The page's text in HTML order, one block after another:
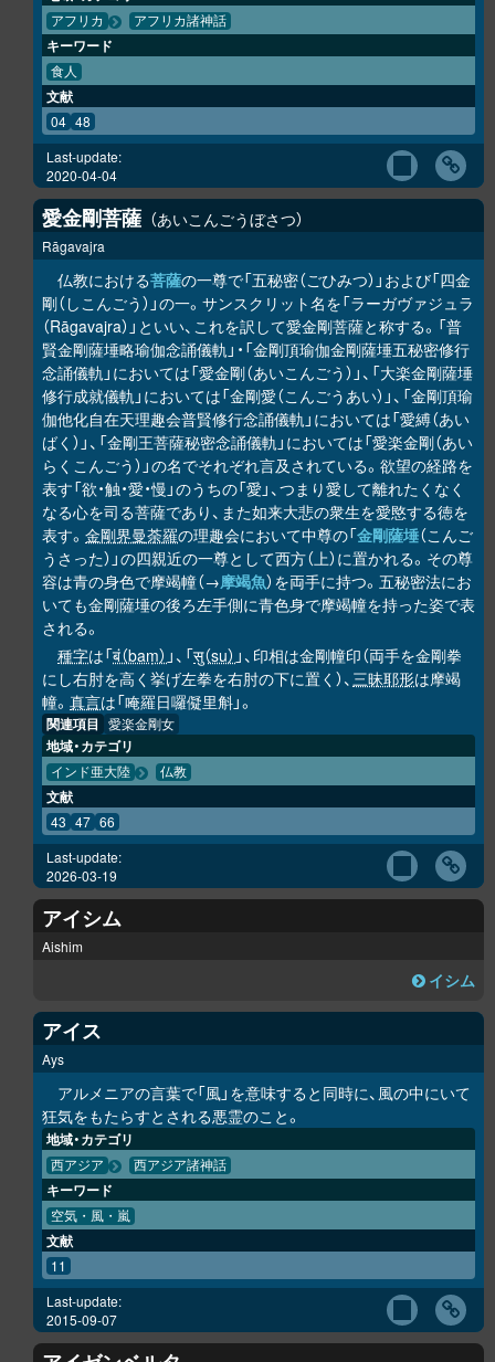
アフリカ アフリカ諸神話
キーワード
食人
文献
04 48
Last-update:
2020-04-04
愛金剛菩薩 あいこんごうぼさつ
Rāgavajra
仏教における菩薩の一尊で「五秘密（ごひみつ）」および「四金
剛（しこんごう）」の一。サンスクリット名を「ラーガヴァジュラ
（Rāgavajra）」といい、これを訳して愛金剛菩薩と称する。「普
賢金剛薩埵略瑜伽念誦儀軌」・「金剛頂瑜伽金剛薩埵五秘密修行
念誦儀軌」においては「愛金剛（あいこんごう）」、「大楽金剛薩埵
修行成就儀軌」においては「金剛愛（こんごうあい）」、「金剛頂瑜
伽他化自在天理趣会普賢修行念誦儀軌」においては「愛縛（あい
ばく）」、「金剛王菩薩秘密念誦儀軌」においては「愛楽金剛（あい
らくこんごう）」の名でそれぞれ言及されている。欲望の経路を
表す「欲・触・愛・慢」のうちの「愛」、つまり愛して離れたくなく
なる心を司る菩薩であり、また如来大悲の衆生を愛愍する徳を
表す。 金剛界曼荼羅の理趣会において中尊の「金剛薩埵（こんご
うさった）」の四親近の一尊として西方（上）に置かれる。その尊
容は青の身色で摩竭幢（→摩竭魚）を両手に持つ。五秘密法にお
いても金剛薩埵の後ろ左手側に青色身で摩竭幢を持った姿で表
される。
種字は「बं（baṃ） 」、「सु（su） 」、印相は金剛幢印（両手を金剛拳
にし右肘を高く挙げ左拳を右肘の下に置く）、三昧耶形は摩竭
幢。 真言は「唵羅日囉儗里斛」。
関連項目 愛楽金剛女
地域・カテゴリ
インド亜大陸 仏教
文献
43 47 66
Last-update:
2026-03-19
アイシム
Aishim
イシム
アイス
Ays
アルメニアの言葉で「風」を意味すると同時に、風の中にいて
狂気をもたらすとされる悪霊のこと。
地域・カテゴリ
西アジア 西アジア諸神話
キーワード
空気・風・嵐
文献
11
Last-update:
2015-09-07